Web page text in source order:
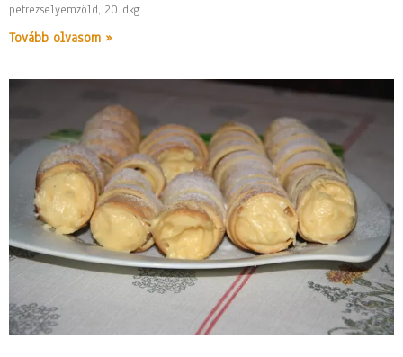
petrezselyemzöld, 20 dkg
Tovább olvasom »